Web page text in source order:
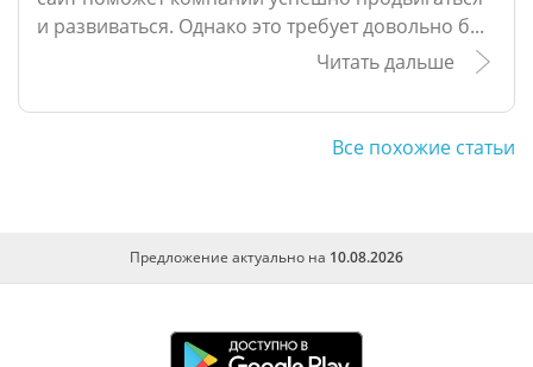
и развиваться. Однако это требует довольно б...
Читать дальше
Все похожие статьи
Предложение актуально на 10.08.2026